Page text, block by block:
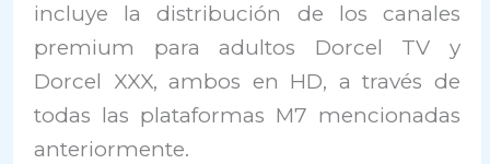
incluye la distribución de los canales
premium para adultos Dorcel TV y
Dorcel XXX, ambos en HD, a través de
todas las plataformas M7 mencionadas
anteriormente.